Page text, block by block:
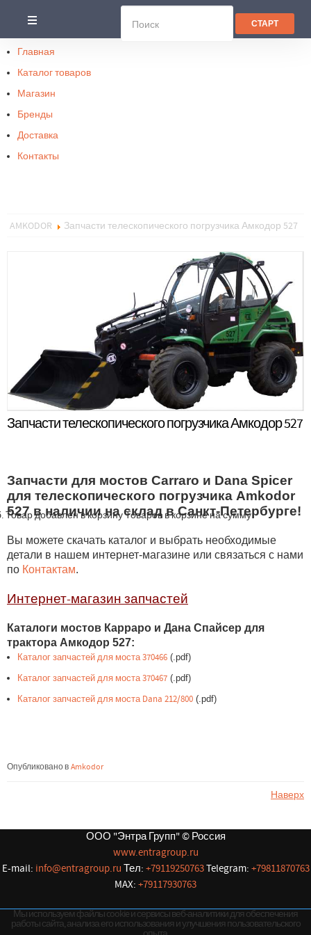
Товар добавлен в корзинуТоваров в корзинена сумму
Главная
Каталог товаров
Магазин
Бренды
Доставка
Контакты
AMKODOR Запчасти телескопического погрузчика Амкодор 527
Запчасти телескопического погрузчика Амкодор 527
Запчасти для мостов Carraro и Dana Spicer
для телескопического погрузчика Amkodor
527 в наличии на склад в Санкт-Петербурге!
Вы можете скачать каталог и выбрать необходимые
детали в нашем интернет-магазине или связаться с нами
по Контактам.
Интернет-магазин запчастей
Каталоги мостов Карраро и Дана Спайсер для
трактора Амкодор 527:
Каталог запчастей для моста 370466 (.pdf)
Каталог запчастей для моста 370467 (.pdf)
Каталог запчастей для моста Dana 212/800 (.pdf)
Опубликовано в Amkodor
Наверх
ООО "Энтра Групп" © Россия
www.entragroup.ru
E-mail: info@entragroup.ru Тел: +79119250763Telegram: +79811870763
MAX: +79117930763
Мы используем файлы cookie и сервисы веб-аналитики для обеспечения
работы сайта, анализа его использования и улучшения пользовательского